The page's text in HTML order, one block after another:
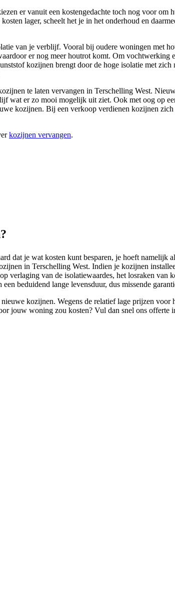
er vanuit een kostengedachte toch nog voor om
lager, scheelt het je in het onderhoud en
van je verblijf. Vooral bij oudere woningen met
er nog meer houtrot komt. Om
kozijnen brengt door de hoge isolatie met
te laten vervangen in Terschelling West.
wat er zo mooi mogelijk uit ziet. Ook met oog op
kozijnen. Bij een verkoop verdienen kozijnen
kozijnen vervangen.
dat je wat kosten kunt besparen, je hoeft namelijk
in Terschelling West. Indien je kozijnen
van de isolatiewaardes, het losraken van
beduidend lange levensduur, dus missende
kozijnen. Wegens de relatief lage prijzen
jouw woning zou kosten? Vul dan snel ons